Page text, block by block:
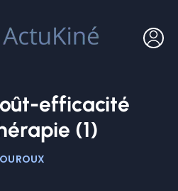
efficacité
(1)